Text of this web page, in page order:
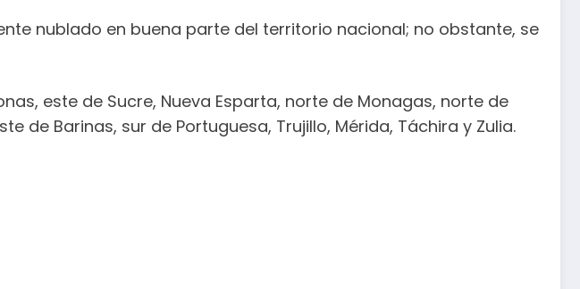
nublado en buena parte del territorio nacional; no obstante, se
este de Sucre, Nueva Esparta, norte de Monagas, norte de
de Barinas, sur de Portuguesa, Trujillo, Mérida, Táchira y Zulia.